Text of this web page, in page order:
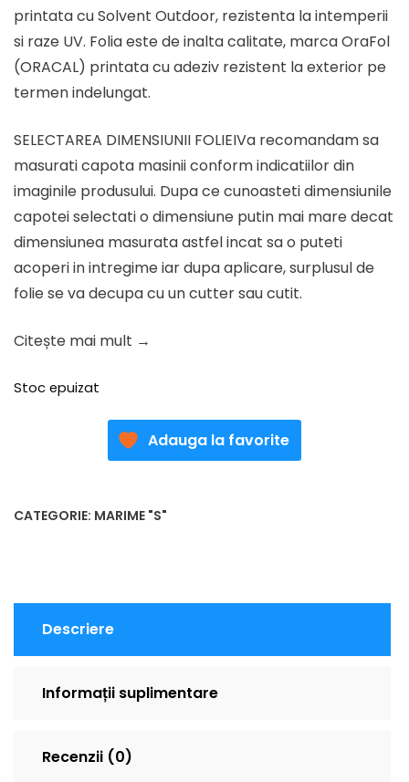
fost:
173.23 lei.
138.58 lei.
printata cu Solvent Outdoor, rezistenta la intemperii
si raze UV. Folia este de inalta calitate, marca OraFol
(ORACAL) printata cu adeziv rezistent la exterior pe
termen indelungat.
SELECTAREA DIMENSIUNII FOLIEIVa recomandam sa
masurati capota masinii conform indicatiilor din
imaginile produsului. Dupa ce cunoasteti dimensiunile
capotei selectati o dimensiune putin mai mare decat
dimensiunea masurata astfel incat sa o puteti
acoperi in intregime iar dupa aplicare, surplusul de
folie se va decupa cu un cutter sau cutit.
Citește mai mult →
Stoc epuizat
Adauga la favorite
CATEGORIE: MARIME "S"
Descriere
Informații suplimentare
Recenzii (0)